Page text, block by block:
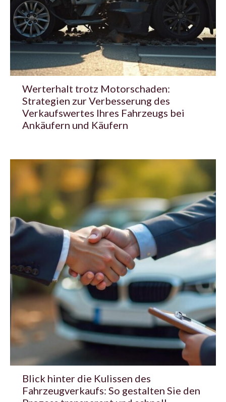
Werterhalt trotz Motorschaden:
Strategien zur Verbesserung des
Verkaufswertes Ihres Fahrzeugs bei
Ankäufern und Käufern
Blick hinter die Kulissen des
Fahrzeugverkaufs: So gestalten Sie den